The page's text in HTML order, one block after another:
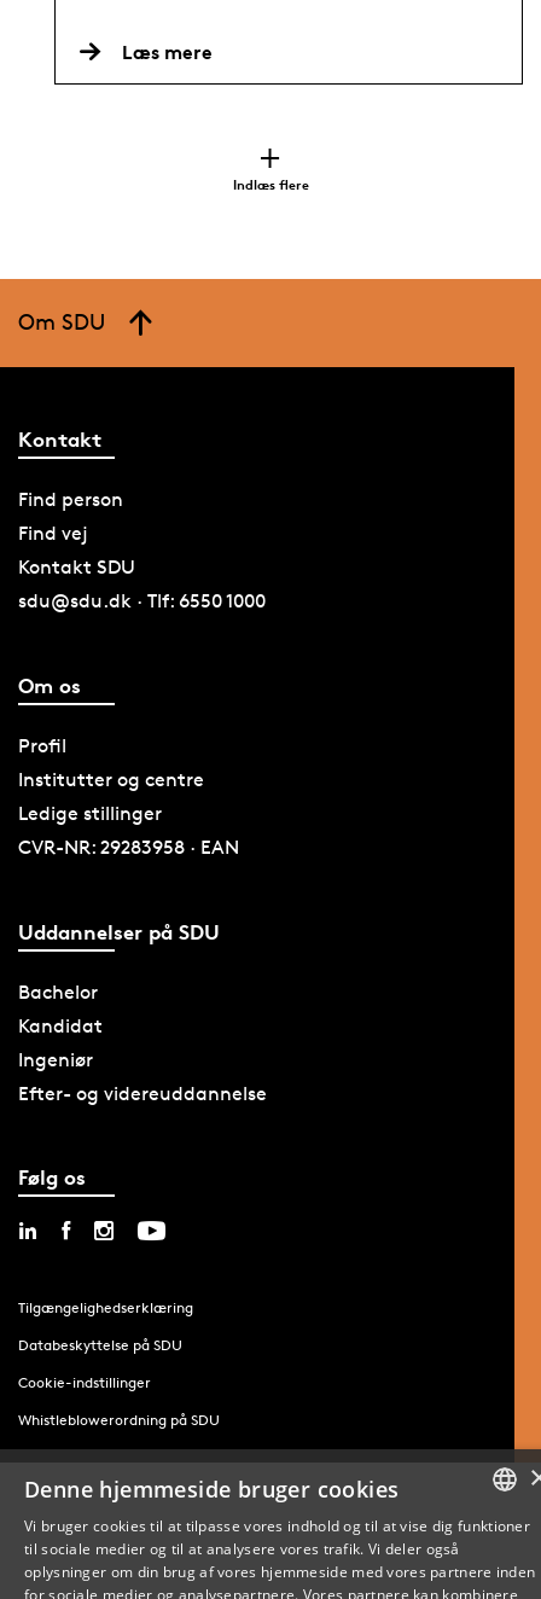
Læs mere
Indlæs flere
Om SDU
Kontakt
Find person
Find vej
Kontakt SDU
sdu@sdu.dk · Tlf: 6550 1000
Om os
Profil
Institutter og centre
Ledige stillinger
CVR-NR: 29283958 · EAN
Uddannelser på SDU
Bachelor
Kandidat
Ingeniør
Efter- og videreuddannelse
Følg os
Tilgængelighedserklæring
Databeskyttelse på SDU
Cookie-indstillinger
Whistleblowerordning på SDU
Denne hjemmeside bruger cookies
Vi bruger cookies til at tilpasse vores indhold og til at vise dig funktioner
til sociale medier og til at analysere vores trafik. Vi deler også
oplysninger om din brug af vores hjemmeside med vores partnere inden
for sociale medier og analysepartnere. Vores partnere kan kombinere